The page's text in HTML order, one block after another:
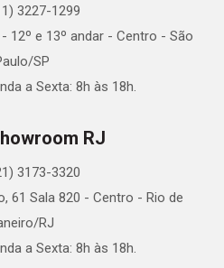
3227-1299
12º e 13º andar - Centro - São
SP
a Sexta: 8h às 18h.
RJ
3173-3320
61 Sala 820 - Centro - Rio de
RJ
a Sexta: 8h às 18h.